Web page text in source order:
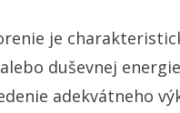
je
duševnej
adekvátneho